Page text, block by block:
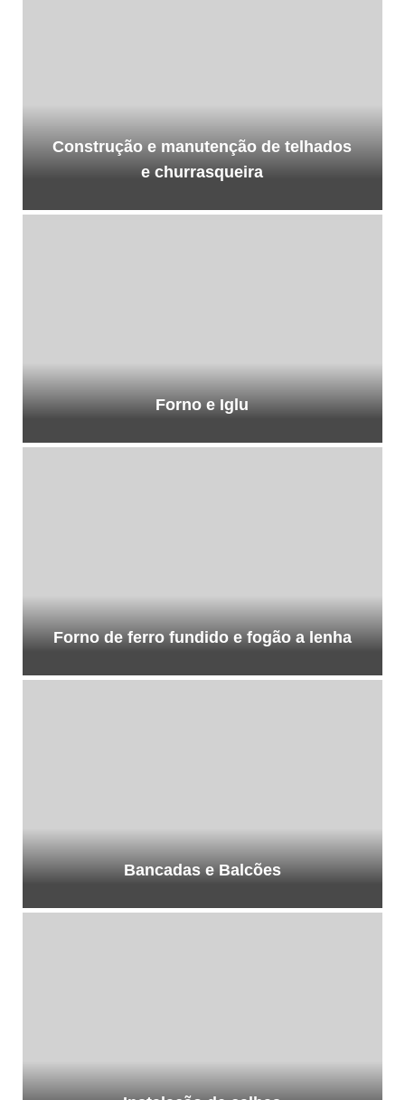
Construção e manutenção de telhados
e churrasqueira
Forno e Iglu
Forno de ferro fundido e fogão a lenha
Bancadas e Balcões